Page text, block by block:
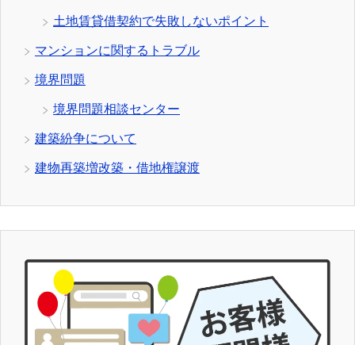
土地賃貸借契約で失敗しないポイント
マンションに関するトラブル
境界問題
境界問題相談センター
建築紛争について
建物再築増改築・借地権譲渡